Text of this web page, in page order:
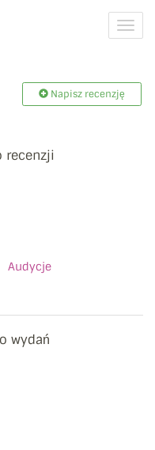
Napisz recenzję
recenzji
Audycje
wydań